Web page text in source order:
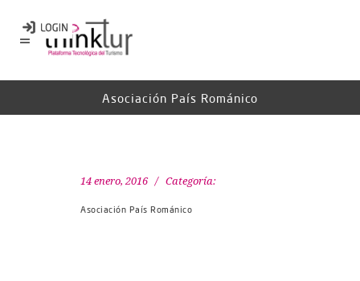
Asociación País Románico
14 enero, 2016 Categoría:
Asociación País Románico